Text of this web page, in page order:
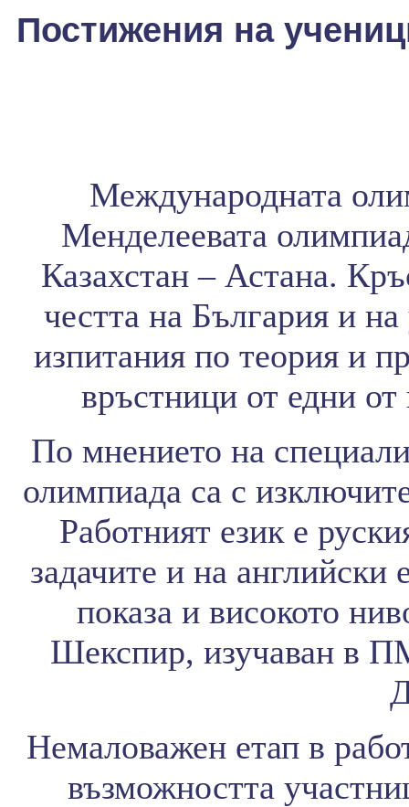
Постижения на
Международната
Менделеевата
Казахстан – Астана.
честта на България и
изпитания по теория и
връстници от едни
По мнението на
олимпиада са с
Работният език е
задачите и на английски
показа и високото
Шекспир, изучаван в
Немаловажен етап в
възможността